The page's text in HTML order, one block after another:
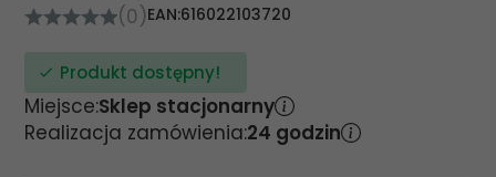
(0)EAN:616022103720
Produkt dostępny!
Miejsce:Sklep stacjonarny
Realizacja zamówienia:24 godzin